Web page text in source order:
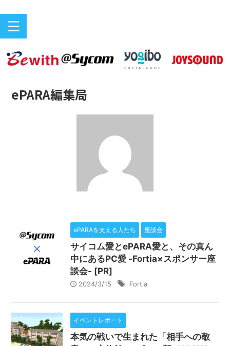
ePARA編集局
ePARAを支える人たち 座談会
サイコム愛とePARA愛と、その真ん
中にあるPC愛 -Fortia×スポンサー座
談会- [PR]
2024/3/15 Fortia
イベントレポート
本気の戦いで生まれた「相手への敬